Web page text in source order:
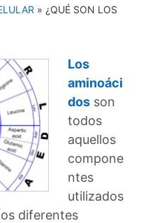
» ¿QUÉ SON LOS
Los
aminoáci
dos son
todos
aquellos
compone
ntes
utilizados
diferentes